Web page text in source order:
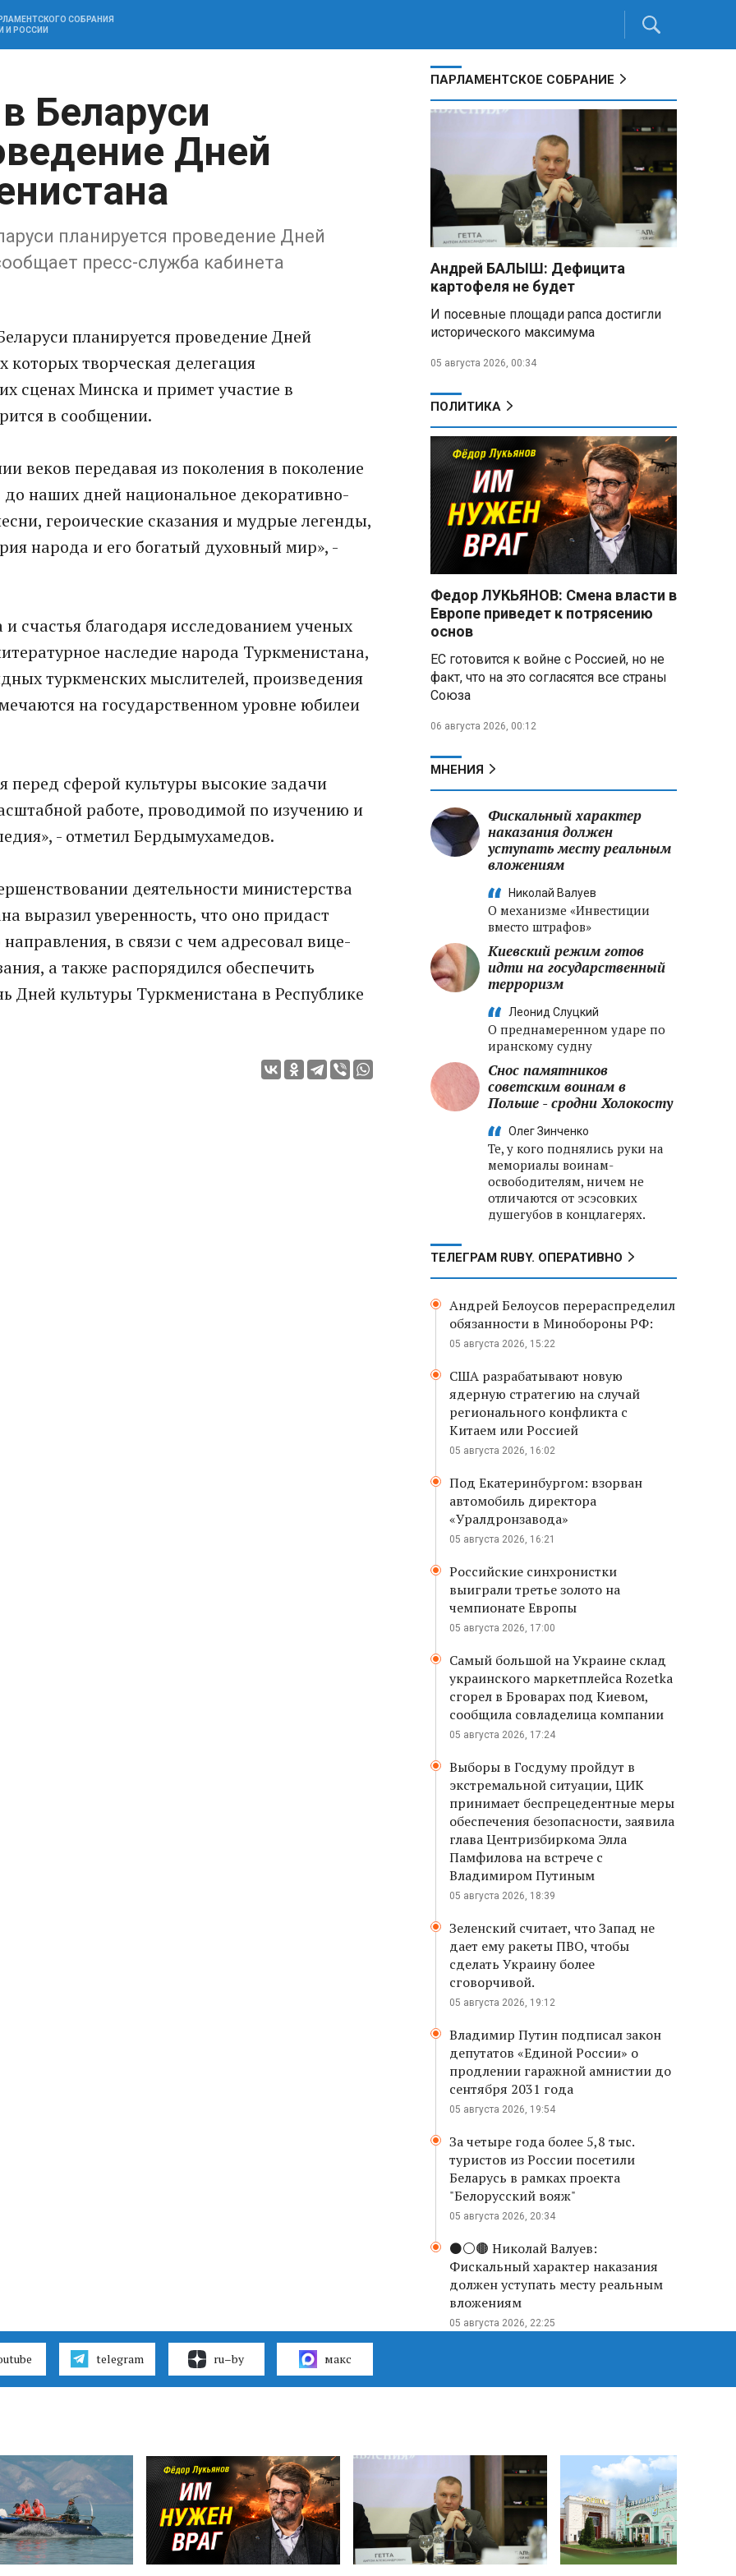
СОБРАНИЯ
И РОССИИ
Беларуси
Дней
планируется проведение Дней
пресс-служба кабинета
планируется проведение Дней
которых творческая делегация
сценах Минска и примет участие в
в сообщении.
веков передавая из поколения в поколение
наших дней национальное декоративно-
героические сказания и мудрые легенды,
народа и его богатый духовный мир», -
счастья благодаря исследованием ученых
наследие народа Туркменистана,
туркменских мыслителей, произведения
на государственном уровне юбилеи
перед сферой культуры высокие задачи
работе, проводимой по изучению и
- отметил Бердымухамедов.
деятельности министерства
выразил уверенность, что оно придаст
в связи с чем адресовал вице-
а также распорядился обеспечить
Дней культуры Туркменистана в Республике
ПАРЛАМЕНТСКОЕ СОБРАНИЕ
Андрей БАЛЫШ: Дефицита
картофеля не будет
И посевные площади рапса достигли
исторического максимума
05 августа 2026, 00:34
ПОЛИТИКА
Федор ЛУКЬЯНОВ: Смена власти в
Европе приведет к потрясению
основ
ЕС готовится к войне с Россией, но не
факт, что на это согласятся все страны
Союза
06 августа 2026, 00:12
МНЕНИЯ
Фискальный характер
наказания должен
уступать месту реальным
вложениям
Николай Валуев
О механизме «Инвестиции
вместо штрафов»
Киевский режим готов
идти на государственный
терроризм
Леонид Слуцкий
О преднамеренном ударе по
иранскому судну
Снос памятников
советским воинам в
Польше - сродни Холокосту
Олег Зинченко
Те, у кого поднялись руки на
мемориалы воинам-
освободителям, ничем не
отличаются от эсэсовких
душегубов в концлагерях.
ТЕЛЕГРАМ RUBY. ОПЕРАТИВНО
Андрей Белоусов перераспределил
обязанности в Минобороны РФ:
05 августа 2026, 15:22
США разрабатывают новую
ядерную стратегию на случай
регионального конфликта с
Китаем или Россией
05 августа 2026, 16:02
Под Екатеринбургом: взорван
автомобиль директора
«Уралдронзавода»
05 августа 2026, 16:21
Российские синхронистки
выиграли третье золото на
чемпионате Европы
05 августа 2026, 17:00
Самый большой на Украине склад
украинского маркетплейса Rozetka
сгорел в Броварах под Киевом,
сообщила совладелица компании
05 августа 2026, 17:24
Выборы в Госдуму пройдут в
экстремальной ситуации, ЦИК
принимает беспрецедентные меры
обеспечения безопасности, заявила
глава Центризбиркома Элла
Памфилова на встрече с
Владимиром Путиным
05 августа 2026, 18:39
Зеленский считает, что Запад не
дает ему ракеты ПВО, чтобы
сделать Украину более
сговорчивой.
05 августа 2026, 19:12
Владимир Путин подписал закон
депутатов «Единой России» о
продлении гаражной амнистии до
сентября 2031 года
05 августа 2026, 19:54
За четыре года более 5,8 тыс.
туристов из России посетили
Беларусь в рамках проекта
"Белорусский вояж"
05 августа 2026, 20:34
⚫️⚪️🟤 Николай Валуев:
Фискальный характер наказания
должен уступать месту реальным
вложениям
05 августа 2026, 22:25
telegram ru–by макс